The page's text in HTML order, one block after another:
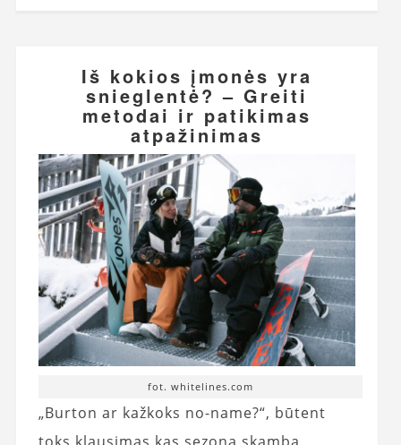
Iš kokios įmonės yra
snieglentė? – Greiti
metodai ir patikimas
atpažinimas
fot. whitelines.com
„Burton ar kažkoks no-name?“, būtent